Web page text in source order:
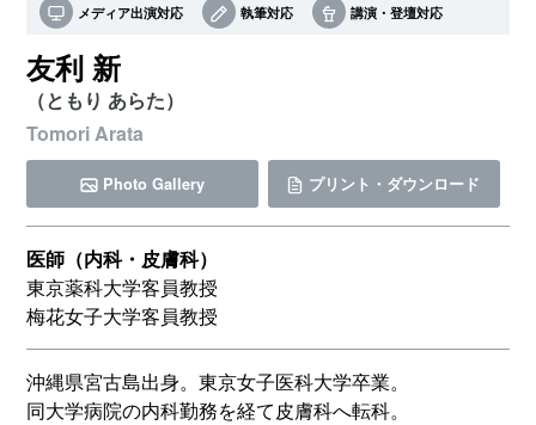
メディア出演対応 執筆対応 講演・登壇対応
友利 新
（ともり あらた）
Tomori Arata
Photo Gallery プリント・ダウンロード
医師（内科・皮膚科）
東京薬科大学客員教授
梅花女子大学客員教授
沖縄県宮古島出身。東京女子医科大学卒業。
同大学病院の内科勤務を経て皮膚科へ転科。